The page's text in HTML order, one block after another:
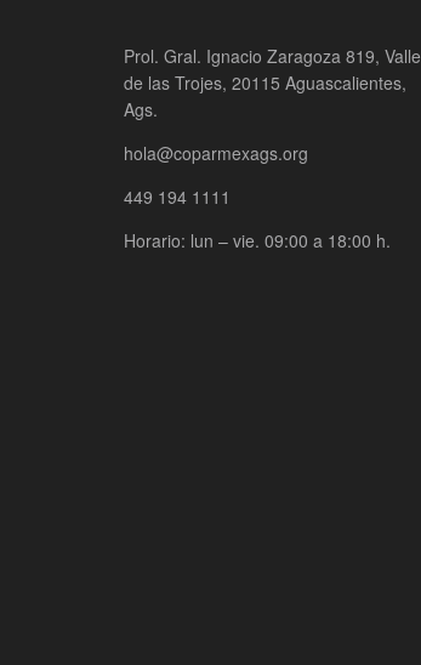
Prol. Gral. Ignacio Zaragoza 819, Valle
de las Trojes, 20115 Aguascalientes,
Ags.
hola@coparmexags.org
449 194 1111
Horario: lun – vie. 09:00 a 18:00 h.